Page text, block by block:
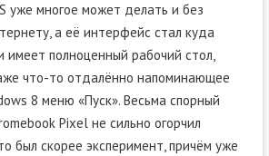
уже многое может делать и без
а её интерфейс стал куда
имеет полноценный рабочий стол,
что-то отдалённо напоминающее
8 меню «Пуск». Весьма спорный
Pixel не сильно огорчил
был скорее эксперимент, причём уже